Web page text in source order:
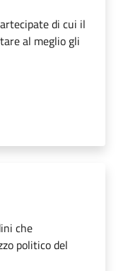
di cui il
al meglio gli
che
politico del